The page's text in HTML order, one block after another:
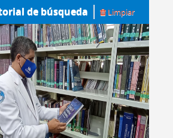
de búsqueda Limpiar